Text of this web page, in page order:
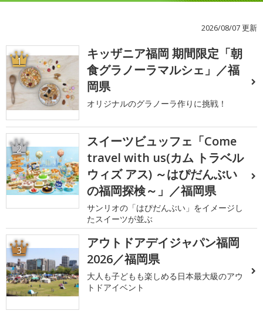
2026/08/07 更新
1
キッザニア福岡 期間限定「朝
食グラノーラマルシェ」／福
岡県
オリジナルのグラノーラ作りに挑戦！
2
スイーツビュッフェ「Come
travel with us(カム トラベル
ウィズ アス) ～はぴだんぶい
の福岡探検～」／福岡県
サンリオの「はぴだんぶい」をイメージし
たスイーツが並ぶ
3
アウトドアデイジャパン福岡
2026／福岡県
大人も子どもも楽しめる日本最大級のアウ
トドアイベント